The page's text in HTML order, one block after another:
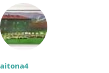
aitona4